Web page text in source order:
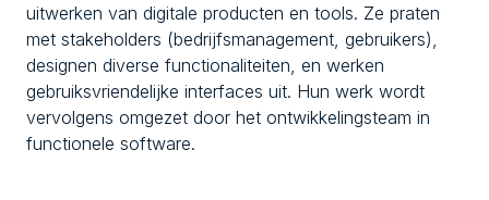
uitwerken van digitale producten en tools. Ze praten
met stakeholders (bedrijfsmanagement, gebruikers),
designen diverse functionaliteiten, en werken
gebruiksvriendelijke interfaces uit. Hun werk wordt
vervolgens omgezet door het ontwikkelingsteam in
functionele software.